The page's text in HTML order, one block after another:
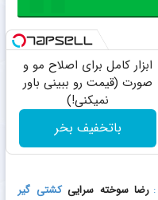
ابزار کامل برای اصلاح مو و
صورت (قیمت رو ببینی باور
نمیکنی!)
باتخفیف بخر
رضا سوخته سراییکشتی گیر